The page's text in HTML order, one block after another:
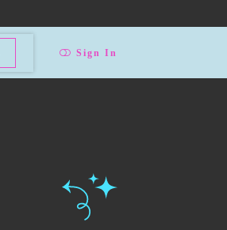
Sign In